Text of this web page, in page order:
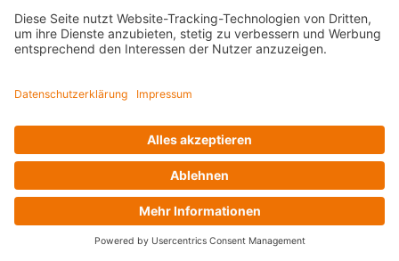
Türsprechanlagen
Alle anzeigen
Außenstationen
Klingeltaster und Gongs
Sprechanlagen-Sets
Zubehör Türkommunikation
Videoüberwachung
Zubehör Videoüberwachung
Alle anzeigen